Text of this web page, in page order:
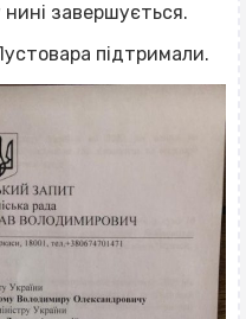
завершується.
підтримали.